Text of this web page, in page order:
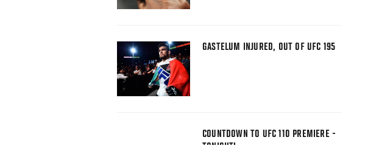
GASTELUM INJURED, OUT OF UFC 195
COUNTDOWN TO UFC 110 PREMIERE -
TONIGHT!